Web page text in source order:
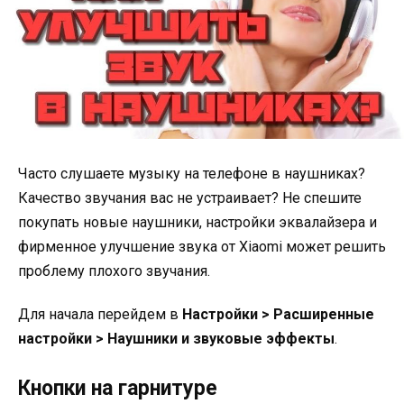
Часто слушаете музыку на телефоне в наушниках?
Качество звучания вас не устраивает? Не спешите
покупать новые наушники, настройки эквалайзера и
фирменное улучшение звука от Xiaomi может решить
проблему плохого звучания.
Для начала перейдем в Настройки > Расширенные
настройки > Наушники и звуковые эффекты.
Кнопки на гарнитуре